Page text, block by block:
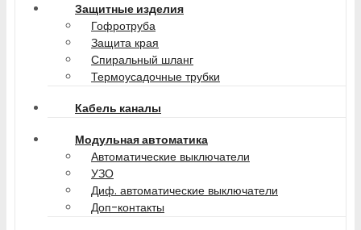
Защитные изделия
Гофротруба
Защита края
Спиральный шланг
Термоусадочные трубки
Кабель каналы
Модульная автоматика
Автоматические выключатели
УЗО
Диф. автоматические выключатели
Доп-контакты